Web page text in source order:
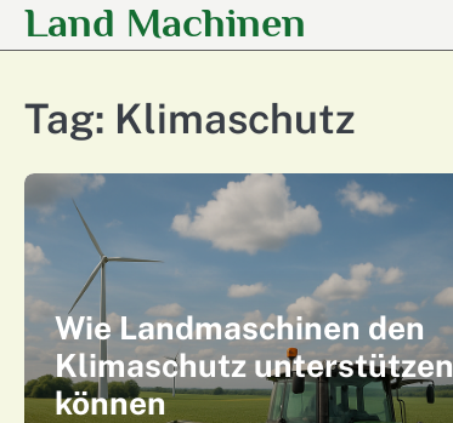
SkipLand Machinen
Tag: Klimaschutz
Wie Landmaschinen den
Klimaschutz unterstützen
können